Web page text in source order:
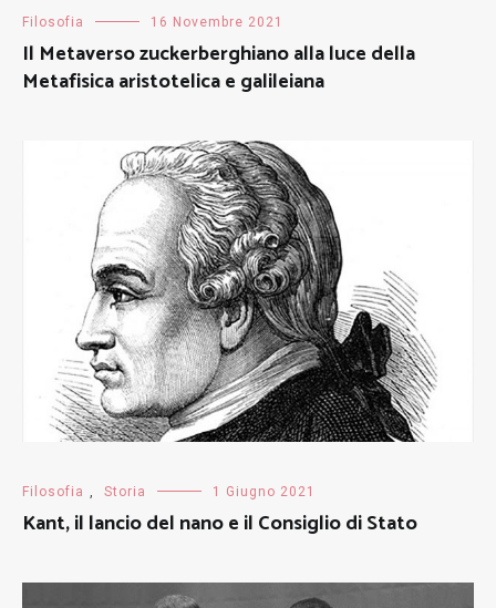
Filosofia 16 Novembre 2021
Il Metaverso zuckerberghiano alla luce della
Metafisica aristotelica e galileiana
Filosofia Storia 1 Giugno 2021
Kant, il lancio del nano e il Consiglio di Stato